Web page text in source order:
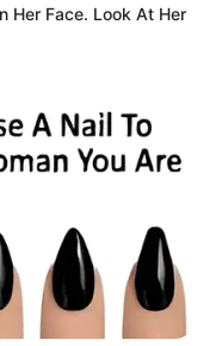
Her Face. Look At Her